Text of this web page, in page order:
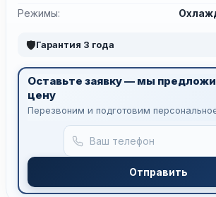
Режимы:
🛡Гарантия 3 года
Оставьте заявку — мы
цену
Перезвоним и подготовим
Отправить